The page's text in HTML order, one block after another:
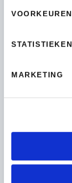
VOORKEUREN
STATISTIEKEN
MARKETING
4.7